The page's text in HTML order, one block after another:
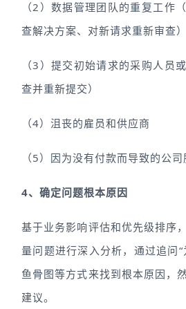
（2）数据管理团队的重复工作
查解决方案、对新请求重新审查）
（3）提交初始请求的采购人员
查并重新提交）
（4）沮丧的雇员和供应商
（5）因为没有付款而导致的公
4、确定问题根本原因
基于业务影响评估和优先级排序
量问题进行深入分析，通过追问“
鱼骨图等方式来找到根本原因，
建议。